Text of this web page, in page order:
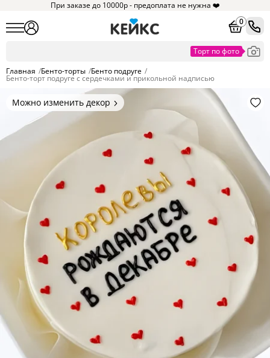
При заказе до 10000р - предоплата не нужна ❤️
0
Главная /Бенто-торты /Бенто подруге /
Бенто-торт подруге с сердечками и прикольной надписью
Можно изменить декор
Цвет покрытия, надписи,
элементы и фигурки.